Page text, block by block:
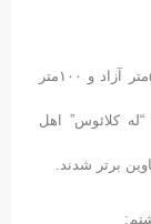
در روز هفتم این مسابقات نیز فینال دو ماده ی ۵۰متر آزاد و ١۰۰متر
“سزار” برزیلی در ۵۰متر و “له کلائوس” اهل